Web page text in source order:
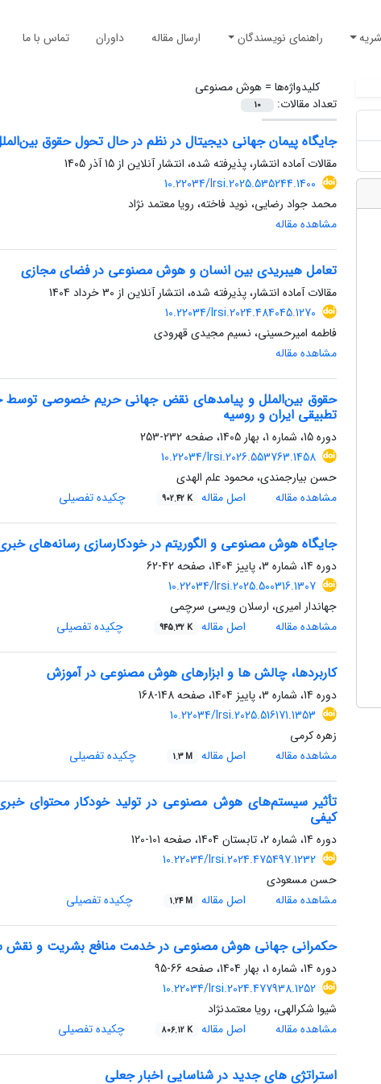
راهنمای نویسندگان ارسال مقاله داوران تماس با ما
کلیدواژه‌ها =هوش مصنوعی
تعداد مقالات:
10
جایگاه پیمان جهانی دیجیتال در نظم در حال تحول حقوق
مقالات آماده انتشار، پذیرفته شده، انتشار آنلاین از 15 آذر 1405
10.22034/lrsi.2025.535244.1400
محمد جواد رضایی، نوید فاخته، رویا معتمد نژاد
مشاهده مقاله
تعامل هیبریدی بین انسان و هوش مصنوعی در فضای مجازی
مقالات آماده انتشار، پذیرفته شده، انتشار آنلاین از 30 خرداد 1404
10.22034/lrsi.2024.484045.1270
فاطمه امیرحسینی، نسیم مجیدی قهرودی
مشاهده مقاله
حقوق بین‌الملل و پیامدهای نقض جهانی حریم خصوصی توسط
تطبیقی ایران و روسیه
دوره 15، شماره 1، بهار 1405، صفحه
232-253
10.22034/lrsi.2026.553763.1458
حسن بیارجمندی، محمود علم الهدی
مشاهده مقاله
اصل مقاله 902.42 K چکیده تفصیلی
جایگاه هوش مصنوعی و الگوریتم در خودکارسازی رسانه‌های
دوره 14، شماره 3، پاییز 1404، صفحه
42-62
10.22034/lrsi.2025.500316.1307
جهاندار امیری، ارسلان ویسی سرچمی
مشاهده مقاله
اصل مقاله 945.32 K چکیده تفصیلی
کاربردها، چالش ‏ها و ابزارهای هوش مصنوعی در آموزش
دوره 14، شماره 3، پاییز 1404، صفحه
148-168
10.22034/lrsi.2025.516171.1353
زهره کرمی
مشاهده مقاله
اصل مقاله 1.3 M چکیده تفصیلی
تأثیر سیستم‌های هوش مصنوعی در تولید خودکار محتوای
کیفی
دوره 14، شماره 2، تابستان 1404، صفحه
101-120
10.22034/lrsi.2024.475497.1232
حسن مسعودی
مشاهده مقاله
اصل مقاله 1.24 M چکیده تفصیلی
حکمرانی جهانی هوش مصنوعی در خدمت منافع بشریت و نقش
دوره 14، شماره 1، بهار 1404، صفحه
66-95
10.22034/lrsi.2024.477938.1252
شیوا شکرالهی، رویا معتمدنژاد
مشاهده مقاله
اصل مقاله 806.12 K چکیده تفصیلی
استراتژی های جدید در شناسایی اخبار جعلی